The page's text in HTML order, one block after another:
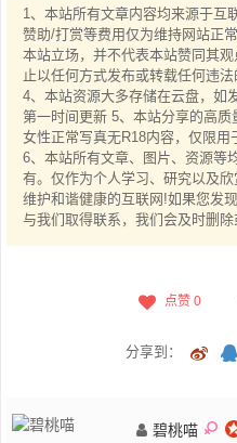
1、本站所有文章内容均来源于互
赞助/打赏等费用仅为维持网站正
本站立场，并不代表本站赞同其
止以任何方式发布或转载任何违
4、本站资源大多存储在云盘，如
第一时间更新 5、本站分享的高
女性正常写真无R18内容，仅限
6、本站所有文章、图片、资源等
有。仅作为个人学习、研究以及
维护和谐健康的互联网!如果您发
与我们取得联系，我们会及时删除
点赞 0
分享到：
碧桃喵